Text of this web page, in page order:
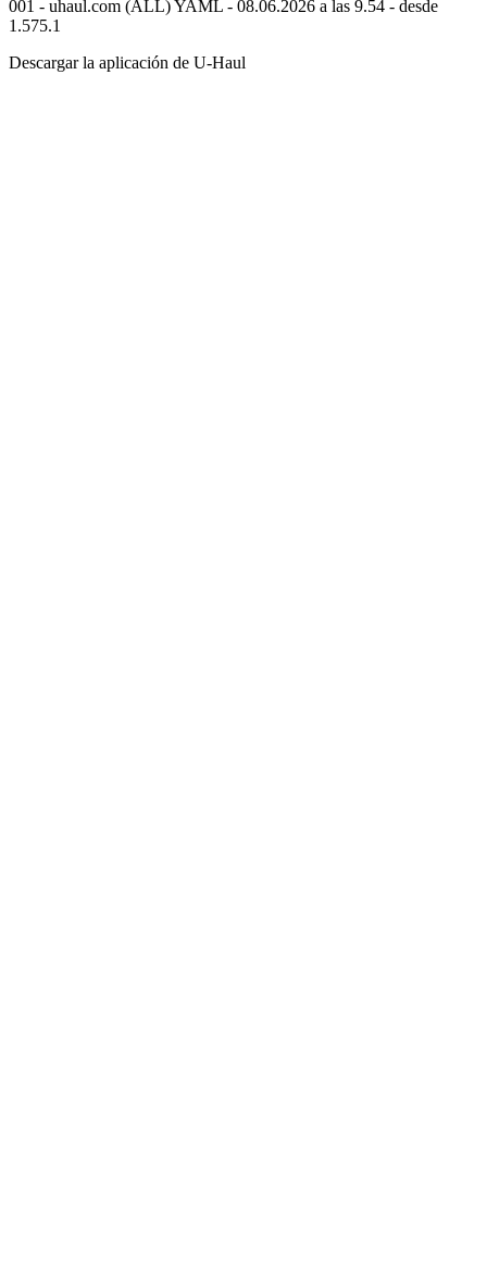
001 - uhaul.com (ALL) YAML - 08.06.2026 a las 9.54 - desde
1.575.1
Descargar la aplicación de U-Haul